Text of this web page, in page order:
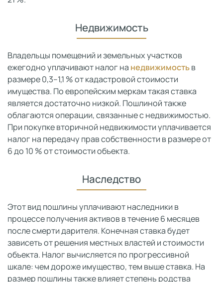
Недвижимость
Владельцы помещений и земельных участков
ежегодно уплачивают налог на недвижимостьв
размере 0,3–1,1 % от кадастровой стоимости
имущества. По европейским меркам такая ставка
является достаточно низкой. Пошлиной также
облагаются операции, связанные с недвижимостью.
При покупке вторичной недвижимости уплачивается
налог на передачу прав собственности в размере от
6 до 10 % от стоимости объекта.
Наследство
Этот вид пошлины уплачивают наследники в
процессе получения активов в течение 6 месяцев
после смерти дарителя. Конечная ставка будет
зависеть от решения местных властей и стоимости
объекта. Налог вычисляется по прогрессивной
шкале: чем дороже имущество, тем выше ставка. На
размер пошлины также влияет степень родства